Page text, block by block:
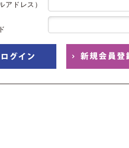
アドレス）